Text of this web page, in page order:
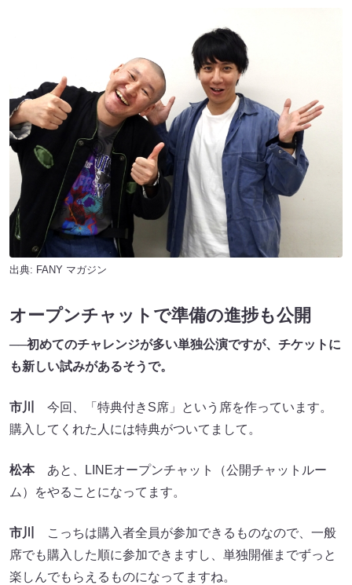
出典: FANY マガジン
オープンチャットで準備の進捗も公開
──初めてのチャレンジが多い単独公演ですが、チケットに
も新しい試みがあるそうで。
市川
今回、「特典付きS席」という席を作っています。
購入してくれた人には特典がついてまして。
松本あと、LINEオープンチャット（公開チャットルー
ム）をやることになってます。
市川
こっちは購入者全員が参加できるものなので、一般
席でも購入した順に参加できますし、単独開催までずっと
楽しんでもらえるものになってますね。